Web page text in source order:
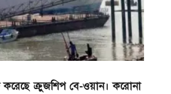
ক্রুজশিপ বে-ওয়ান। করোনা